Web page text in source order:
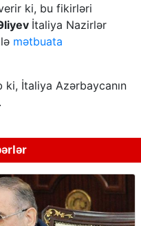
ki, bu fikirləri
İtaliya Nazirlər
mətbuata
ki, İtaliya Azərbaycanın